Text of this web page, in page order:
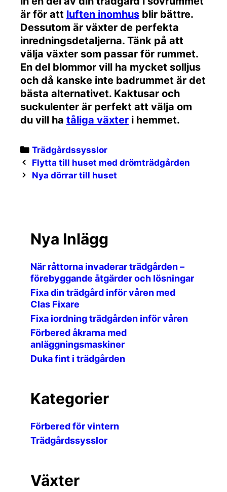
är för att luften inomhus blir bättre.
Dessutom är växter de perfekta
inredningsdetaljerna. Tänk på att
välja växter som passar för rummet.
En del blommor vill ha mycket solljus
och då kanske inte badrummet är det
bästa alternativet. Kaktusar och
suckulenter är perfekt att välja om
du vill ha tåliga växter i hemmet.
Categories
Trädgårdssysslor
Post
navigation
Flytta till huset med drömträdgården
Nya dörrar till huset
Nya Inlägg
När råttorna invaderar trädgården –
förebyggande åtgärder och lösningar
Fixa din trädgård inför våren med
Clas Fixare
Fixa iordning trädgården inför våren
Förbered åkrarna med
anläggningsmaskiner
Duka fint i trädgården
Kategorier
Förbered för vintern
Trädgårdssysslor
Växter